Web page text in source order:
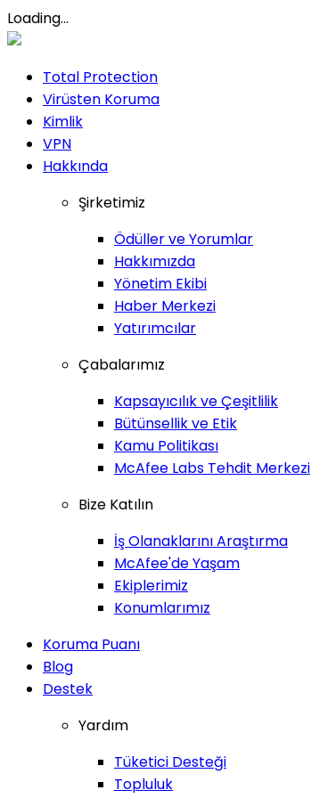
Loading...
Total Protection
Virüsten Koruma
Kimlik
VPN
Hakkında
Şirketimiz
Ödüller ve Yorumlar
Hakkımızda
Yönetim Ekibi
Haber Merkezi
Yatırımcılar
Çabalarımız
Kapsayıcılık ve Çeşitlilik
Bütünsellik ve Etik
Kamu Politikası
McAfee Labs Tehdit Merkezi
Bize Katılın
İş Olanaklarını Araştırma
McAfee'de Yaşam
Ekiplerimiz
Konumlarımız
Koruma Puanı
Blog
Destek
Yardım
Tüketici Desteği
Topluluk